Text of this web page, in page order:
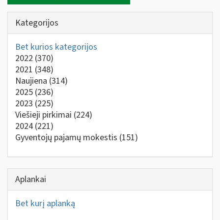
Kategorijos
Bet kurios kategorijos
2022 (370)
2021 (348)
Naujiena (314)
2025 (236)
2023 (225)
Viešieji pirkimai (224)
2024 (221)
Gyventojų pajamų mokestis (151)
Aplankai
Bet kurį aplanką